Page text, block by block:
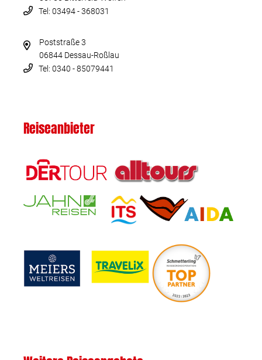
Tel: 03494 - 368031
Poststraße 3
06844 Dessau-Roßlau
Tel: 0340 - 85079441
Reiseanbieter